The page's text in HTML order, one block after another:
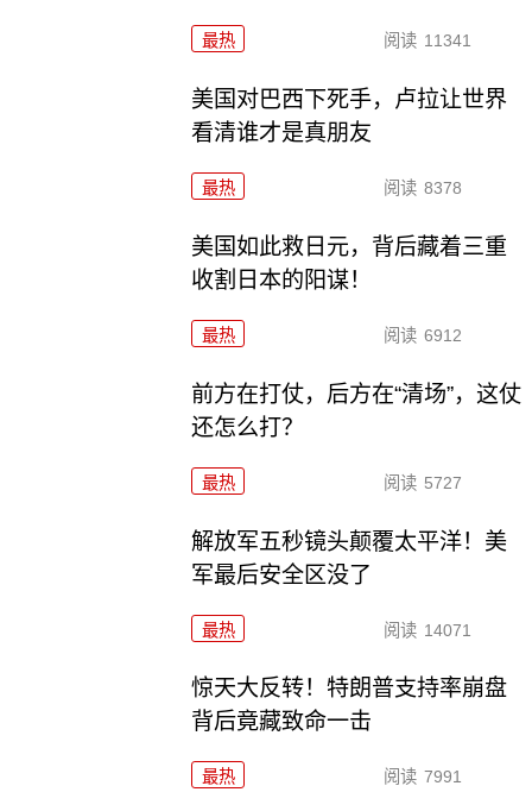
最热 阅读 11341
美国对巴西下死手，卢拉让世界
看清谁才是真朋友
最热 阅读 8378
美国如此救日元，背后藏着三重
收割日本的阳谋！
最热 阅读 6912
前方在打仗，后方在“清场”，这仗
还怎么打？
最热 阅读 5727
解放军五秒镜头颠覆太平洋！美
军最后安全区没了
最热 阅读 14071
惊天大反转！特朗普支持率崩盘
背后竟藏致命一击
最热 阅读 7991